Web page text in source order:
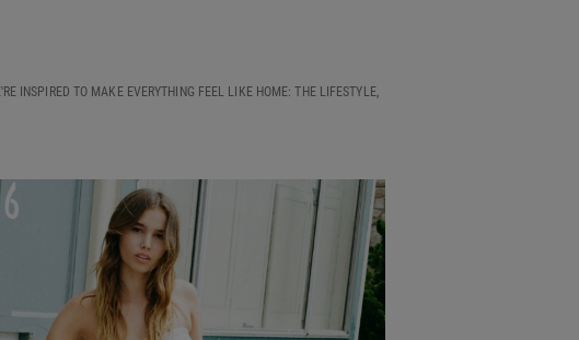
INSPIRED TO MAKE EVERYTHING FEEL LIKE HOME: THE LIFESTYLE,